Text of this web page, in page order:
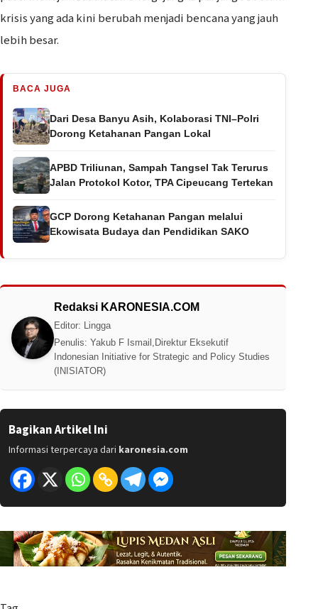
krisis yang ada kini berubah menjadi bencana yang jauh
lebih besar.
BACA JUGA
Dari Desa Banyu Asih, Kolaborasi TNI–Polri
Dorong Ketahanan Pangan Lokal
APBD Triliunan, Sampah Tangsel Tak Terurus
Jalan Protokol Kotor, TPA Cipeucang Tertekan
GCP Dorong Ketahanan Pangan melalui
Ekowisata Budaya dan Pendidikan SAKO
Redaksi KARONESIA.COM
Editor: Lingga
Penulis: Yakub F Ismail,Direktur Eksekutif
Indonesian Initiative for Strategic and Policy Studies
(INISIATOR)
Bagikan Artikel Ini
Informasi terpercaya dari karonesia.com